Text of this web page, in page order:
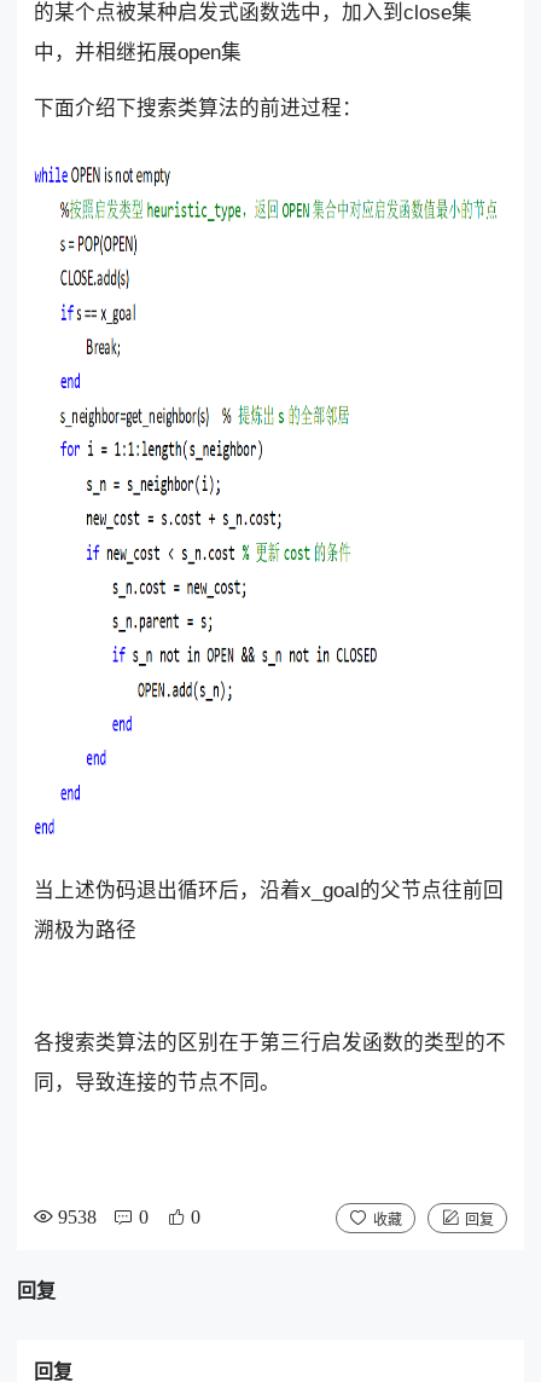
的某个点被某种启发式函数选中，加入到close集
中，并相继拓展open集
下面介绍下搜索类算法的前进过程：
当上述伪码退出循环后，沿着x_goal的父节点往前回
溯极为路径
各搜索类算法的区别在于第三行启发函数的类型的不
同，导致连接的节点不同。
9538 0 0 收藏 回复
回复
回复